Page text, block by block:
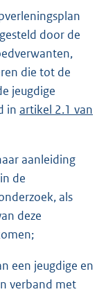
door de
die tot de
jeugdige
in artikel 2.1 van
aanleiding
de
als
deze
een jeugdige en
verband met